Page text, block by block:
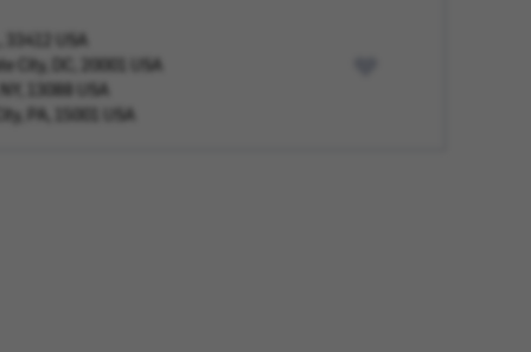
USA
City, DC, 20001 USA
13088 USA
PA, 15001 USA